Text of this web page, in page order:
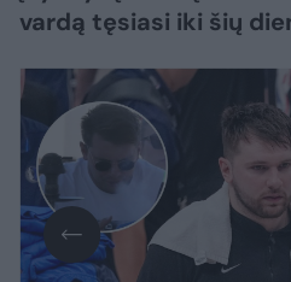
vardą tęsiasi iki šių